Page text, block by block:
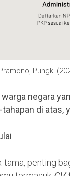
Pungki
warga negara
di atas,
tama, penting